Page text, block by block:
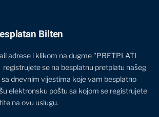
Bilten
adrese i klikom na dugme "PRETPLATI
se na besplatnu pretplatu našeg
dnevnim vijestima koje vam besplatno
elektronsku poštu sa kojom se registrujete
na ovu uslugu.